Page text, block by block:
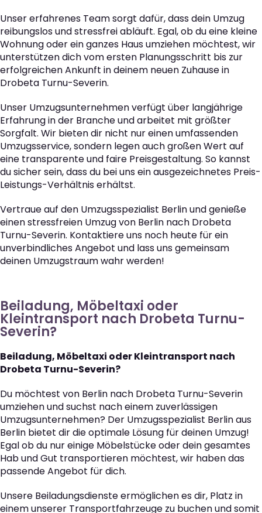
Unser erfahrenes Team sorgt dafür, dass dein Umzug
reibungslos und stressfrei abläuft. Egal, ob du eine kleine
Wohnung oder ein ganzes Haus umziehen möchtest, wir
unterstützen dich vom ersten Planungsschritt bis zur
erfolgreichen Ankunft in deinem neuen Zuhause in
Drobeta Turnu-Severin.
Unser Umzugsunternehmen verfügt über langjährige
Erfahrung in der Branche und arbeitet mit größter
Sorgfalt. Wir bieten dir nicht nur einen umfassenden
Umzugsservice, sondern legen auch großen Wert auf
eine transparente und faire Preisgestaltung. So kannst
du sicher sein, dass du bei uns ein ausgezeichnetes Preis-
Leistungs-Verhältnis erhältst.
Vertraue auf den Umzugsspezialist Berlin und genieße
einen stressfreien Umzug von Berlin nach Drobeta
Turnu-Severin. Kontaktiere uns noch heute für ein
unverbindliches Angebot und lass uns gemeinsam
deinen Umzugstraum wahr werden!
Beiladung, Möbeltaxi oder
Kleintransport nach Drobeta Turnu-
Severin?
Beiladung, Möbeltaxi oder Kleintransport nach
Drobeta Turnu-Severin?
Du möchtest von Berlin nach Drobeta Turnu-Severin
umziehen und suchst nach einem zuverlässigen
Umzugsunternehmen? Der Umzugsspezialist Berlin aus
Berlin bietet dir die optimale Lösung für deinen Umzug!
Egal ob du nur einige Möbelstücke oder dein gesamtes
Hab und Gut transportieren möchtest, wir haben das
passende Angebot für dich.
Unsere Beiladungsdienste ermöglichen es dir, Platz in
einem unserer Transportfahrzeuge zu buchen und somit